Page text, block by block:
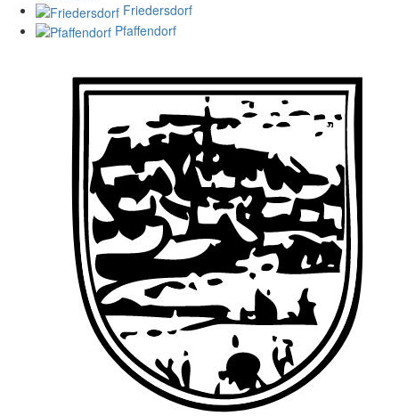
Friedersdorf
Pfaffendorf